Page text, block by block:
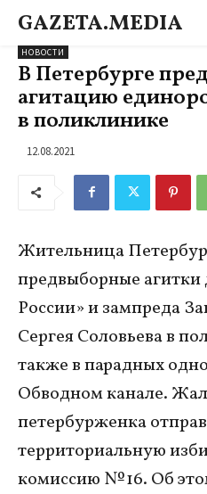
GAZETA.MEDIA
НОВОСТИ
В Петербурге
агитацию
в поликлинике
12.08.2021
Жительница
предвыборные агитки
России» и зампреда
Сергея Соловьева в
также в парадных
Обводном канале.
петербурженка
территориальную
комиссию № 16. Об